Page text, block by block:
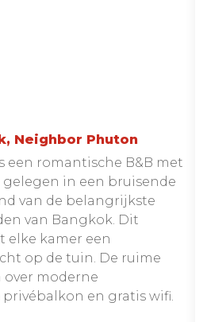
Neighbor Phuton
een romantische B&B met
gelegen in een bruisende
van de belangrijkste
van Bangkok. Dit
elke kamer een
op de tuin. De ruime
over moderne
en gratis wifi.